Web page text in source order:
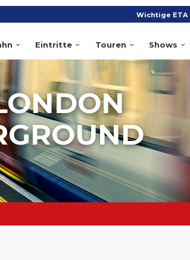
Wichtige ETA
Eintritte Touren Shows